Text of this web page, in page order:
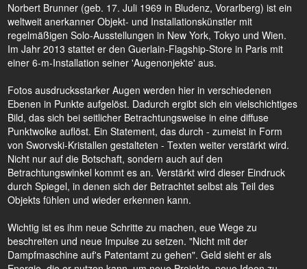
Norbert Brunner (geb. 17. Juli 1969 in Bludenz, Vorarlberg) ist ein
weltweit anerkanner Objekt- und Installationskünstler mit
regelmäßigen Solo-Ausstellungen in New York, Tokyo und Wien.
Im Jahr 2013 stattet er den Guerlain-Flagship-Store in Paris mit
einer 6-m-Installation seiner 'Augenonjekte' aus.
Fotos ausdrucksstarker Augen werden hier in verschiedenen
Ebenen in Punkte aufgelöst. Dadurch ergibt sich ein vielschichtiges
Bild, das sich bei seitlicher Betrachtungsweise in eine diffuse
Punktwolke auflöst. Ein Statement, das durch - zumeist in Form
von Sworvski-Kristallen gestalteten - Texten weiter verstärkt wird.
Nicht nur auf die Botschaft, sondern auch auf den
Betrachtungswinkel kommt es an. Verstärkt wird dieser Eindruck
durch Spiegel, in denen sich der Betrachtet selbst als Teil des
Objekts fühlen und wieder erkennen kann.
Wichtig ist es ihm neue Schritte zu machen, eue Wege zu
beschreiten und neue Impulse zu setzen. "Nicht mit der
Dampfmaschine auf's Patentamt zu gehen". Geld sieht er als